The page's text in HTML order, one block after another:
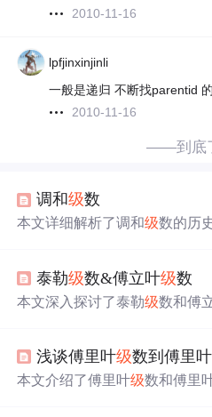
2010-11-16
lpfjinxinjinli
一般是递归 不断找parentid
2010-11-16
——到
调和级数
本文详细解析了调和级数的历
章还探讨了与其相关的级数，
级数等，提供了丰富的数学洞
泰勒级数&傅立叶级数
本文深入探讨了泰勒级数和傅
数则侧重于周期信号的分解，
浅谈傅里叶级数到傅里
本文介绍了傅里叶级数和傅里